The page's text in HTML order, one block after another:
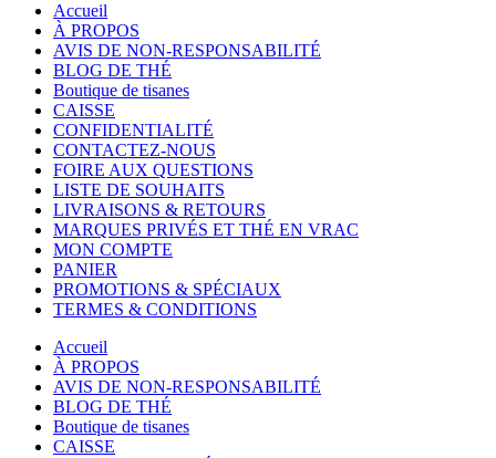
Accueil
À PROPOS
AVIS DE NON-RESPONSABILITÉ
BLOG DE THÉ
Boutique de tisanes
CAISSE
CONFIDENTIALITÉ
CONTACTEZ-NOUS
FOIRE AUX QUESTIONS
LISTE DE SOUHAITS
LIVRAISONS & RETOURS
MARQUES PRIVÉS ET THÉ EN VRAC
MON COMPTE
PANIER
PROMOTIONS & SPÉCIAUX
TERMES & CONDITIONS
Accueil
À PROPOS
AVIS DE NON-RESPONSABILITÉ
BLOG DE THÉ
Boutique de tisanes
CAISSE